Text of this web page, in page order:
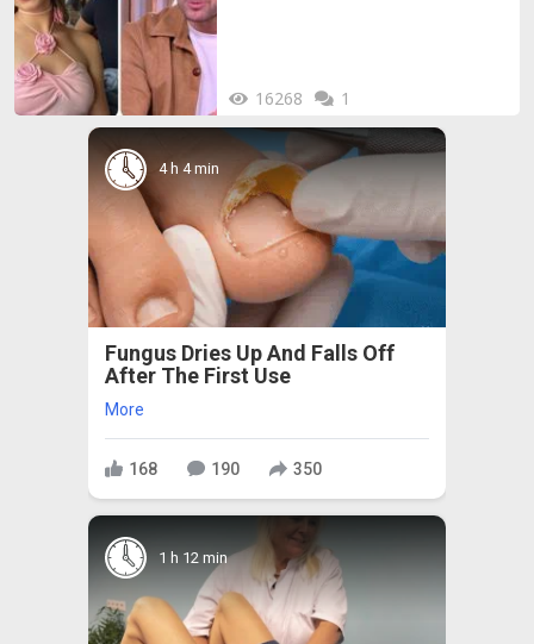
16268 1
4 h 4 min
Fungus Dries Up And Falls Off
After The First Use
More
168 190 350
1 h 12 min